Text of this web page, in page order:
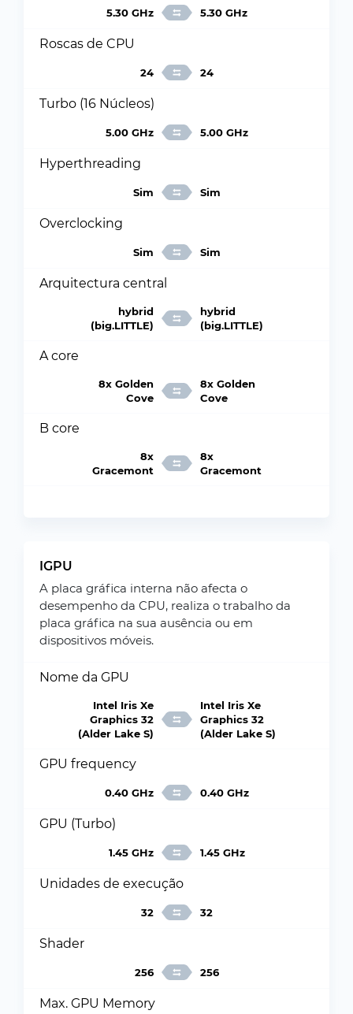
5.30 GHz 5.30 GHz
Roscas de CPU
24 24
Turbo (16 Núcleos)
5.00 GHz 5.00 GHz
Hyperthreading
Sim Sim
Overclocking
Sim Sim
Arquitectura central
hybrid
(big.LITTLE)
hybrid
(big.LITTLE)
A core
8x Golden
Cove
8x Golden
Cove
B core
8x
Gracemont
8x
Gracemont
IGPU
A placa gráfica interna não afecta o
desempenho da CPU, realiza o trabalho da
placa gráfica na sua ausência ou em
dispositivos móveis.
Nome da GPU
Intel Iris Xe
Graphics 32
(Alder Lake S)
Intel Iris Xe
Graphics 32
(Alder Lake S)
GPU frequency
0.40 GHz 0.40 GHz
GPU (Turbo)
1.45 GHz 1.45 GHz
Unidades de execução
32 32
Shader
256 256
Max. GPU Memory